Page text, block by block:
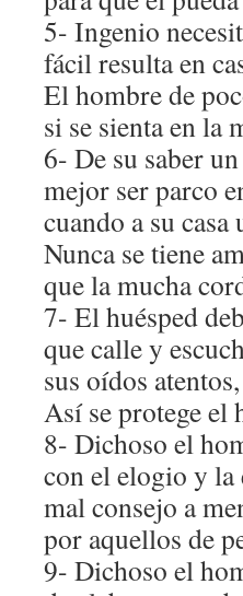
5- Ingenio
fácil resulta en
El hombre de
si se sienta en la
6- De su saber
mejor ser parco
cuando a su
Nunca se tiene
que la mucha
7- El huésped
que calle y
sus oídos
Así se protege el
8- Dichoso el
con el elogio y la
mal consejo a
por aquellos de
9- Dichoso el